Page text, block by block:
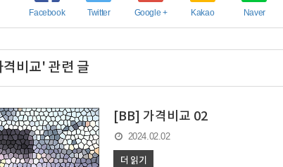
Facebook Twitter Google + Kakao Naver
비교' 관련 글
[BB] 가격비교 02
2024.02.02
더 읽기